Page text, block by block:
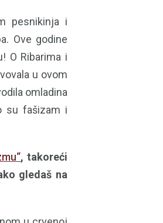
pesnikinja i
Ove godine
O Ribarima i
u ovom
omladina
su fašizam i
, takoreći
gledaš na